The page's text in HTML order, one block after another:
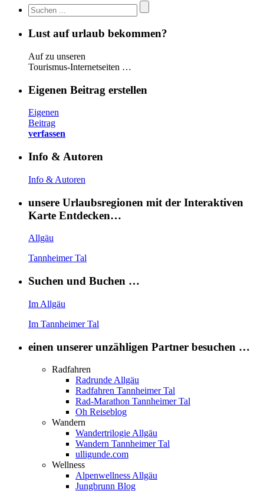
Lust auf urlaub bekommen?
Auf zu unseren
Tourismus-Internetseiten …
Eigenen Beitrag erstellen
Eigenen
Beitrag
verfassen
Info & Autoren
Info & Autoren
unsere Urlaubsregionen mit der Interaktiven
Karte Entdecken…
Allgäu
Tannheimer Tal
Suchen und Buchen …
Im Allgäu
Im Tannheimer Tal
einen unserer unzähligen Partner besuchen …
Radfahren
Radrunde Allgäu
Radfahren Tannheimer Tal
Rad-Marathon Tannheimer Tal
Oh Reiseblog
Wandern
Wandertrilogie Allgäu
Wandern Tannheimer Tal
ulligunde.com
Wellness
Alpenwellness Allgäu
Jungbrunn Blog